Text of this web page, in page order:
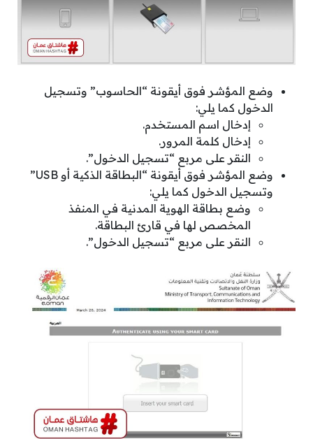
وضع المؤشر فوق أيقونة “الحاسوب” وتسجيل
الدخول كما يلي:
إدخال اسم المستخدم.
إدخال كلمة المرور.
النقر على مربع “تسجيل الدخول”.
وضع المؤشر فوق أيقونة “البطاقة الذكية أو USB”
وتسجيل الدخول كما يلي:
وضع بطاقة الهوية المدنية في المنفذ
المخصص لها في قارئ البطاقة.
النقر على مربع “تسجيل الدخول”.